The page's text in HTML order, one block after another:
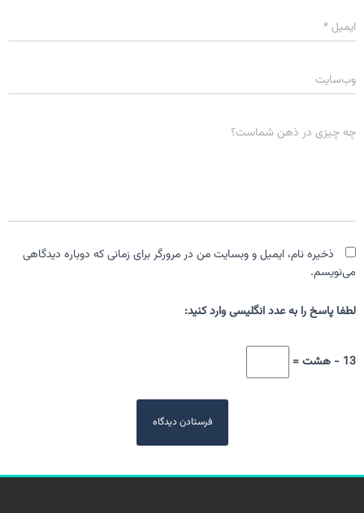
ایمیل*
وب‌سایت
چه چیزی در ذهن شماست؟
ذخیره نام، ایمیل و وبسایت من در مرورگر برای زمانی که دوباره دیدگاهی
می‌نویسم.
لطفا پاسخ را به عدد انگلیسی وارد کنید:
13 − هشت =